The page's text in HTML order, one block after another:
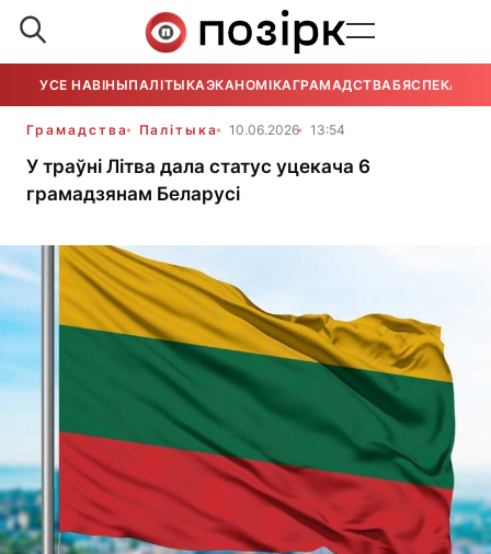
УСЕ НАВІНЫПАЛІТЫКАЭКАНОМІКАГРАМАДСТВАБЯСПЕКА
Грамадства Палітыка 10.06.2026 13:54
У траўні Літва дала статус уцекача 6
грамадзянам Беларусі